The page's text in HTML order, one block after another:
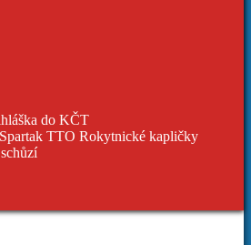
do KČT
TTO Rokytnické kapličky